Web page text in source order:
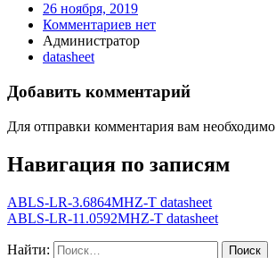
26 ноября, 2019
Комментариев нет
Администратор
datasheet
Добавить комментарий
Для отправки комментария вам необходимо
Навигация по записям
ABLS-LR-3.6864MHZ-T datasheet
ABLS-LR-11.0592MHZ-T datasheet
Найти: